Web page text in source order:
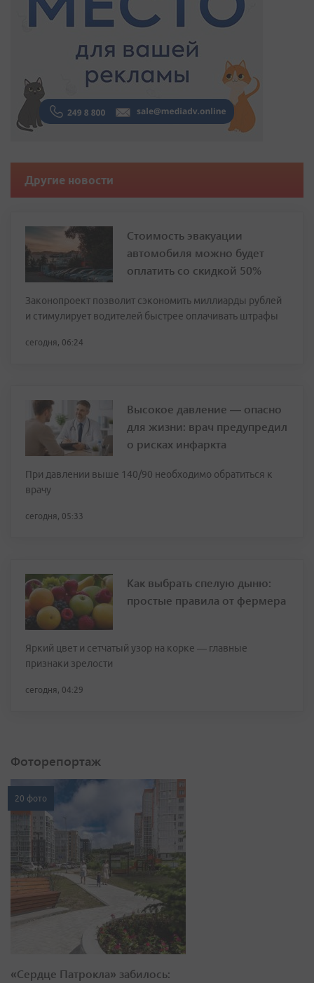
Другие новости
Стоимость эвакуации
автомобиля можно будет
оплатить со скидкой 50%
Законопроект позволит сэкономить миллиарды рублей
и стимулирует водителей быстрее оплачивать штрафы
сегодня, 06:24
Высокое давление — опасно
для жизни: врач предупредил
о рисках инфаркта
При давлении выше 140/90 необходимо обратиться к
врачу
сегодня, 05:33
Как выбрать спелую дыню:
простые правила от фермера
Яркий цвет и сетчатый узор на корке — главные
признаки зрелости
сегодня, 04:29
Фоторепортаж
20 фото
«Сердце Патрокла» забилось: